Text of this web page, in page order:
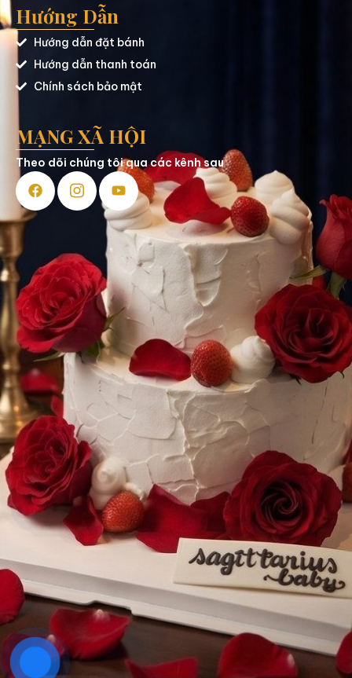
Hướng Dẫn
Hướng dẫn đặt bánh
Hướng dẫn thanh toán
Chính sách bảo mật
MẠNG XÃ HỘI
Theo dõi chúng tôi qua các kênh sau